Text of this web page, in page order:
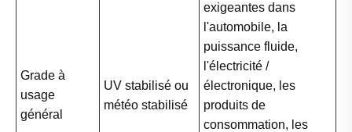
Grade à
usage
général
UV stabilisé ou
météo stabilisé
exigeantes dans
l'automobile, la
puissance fluide,
l'électricité /
électronique, les
produits de
consommation, les